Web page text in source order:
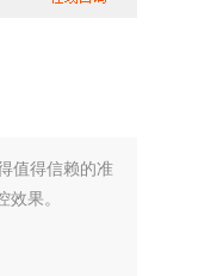
值得信赖的准
果。